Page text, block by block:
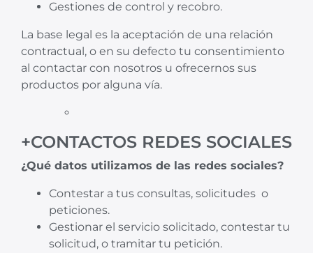
Gestiones de control y recobro.
La base legal es la aceptación de una relación
contractual, o en su defecto tu consentimiento
al contactar con nosotros u ofrecernos sus
productos por alguna vía.
+CONTACTOS REDES SOCIALES
¿Qué datos utilizamos de las redes sociales?
Contestar a tus consultas, solicitudes o
peticiones.
Gestionar el servicio solicitado, contestar tu
solicitud, o tramitar tu petición.